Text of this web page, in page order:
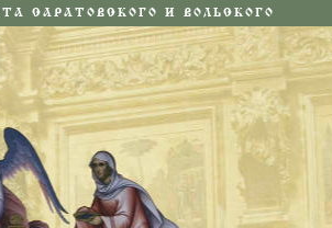
САРАТОВСКОГО И ВОЛЬСКОГО